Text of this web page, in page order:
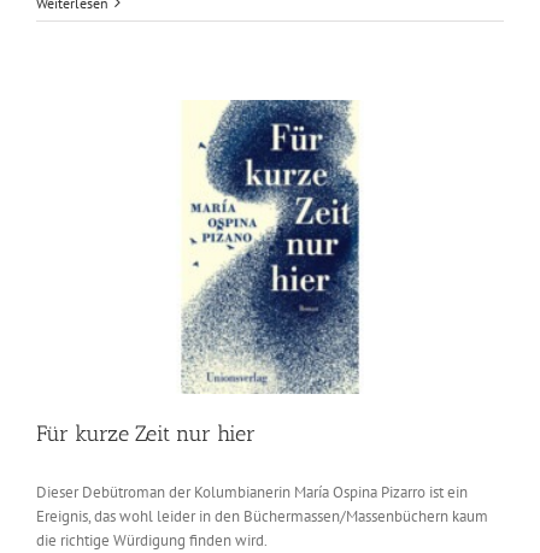
Eilige
Für kurze Zeit nur hier
Dieser Debütroman der Kolumbianerin María Ospina Pizarro ist ein
Ereignis, das wohl leider in den Büchermassen/Massenbüchern kaum
die richtige Würdigung finden wird.